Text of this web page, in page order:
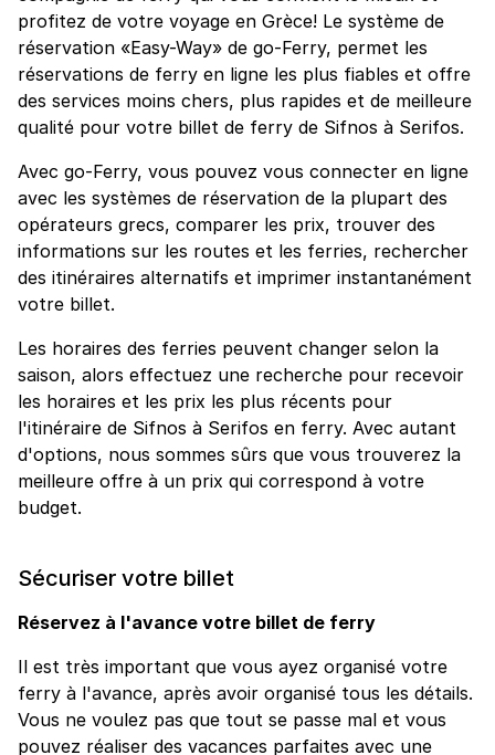
profitez de votre voyage en Grèce! Le système de
réservation «Easy-Way» de go-Ferry, permet les
réservations de ferry en ligne les plus fiables et offre
des services moins chers, plus rapides et de meilleure
qualité pour votre billet de ferry de Sifnos à Serifos.
Avec go-Ferry, vous pouvez vous connecter en ligne
avec les systèmes de réservation de la plupart des
opérateurs grecs, comparer les prix, trouver des
informations sur les routes et les ferries, rechercher
des itinéraires alternatifs et imprimer instantanément
votre billet.
Les horaires des ferries peuvent changer selon la
saison, alors effectuez une recherche pour recevoir
les horaires et les prix les plus récents pour
l'itinéraire de Sifnos à Serifos en ferry. Avec autant
d'options, nous sommes sûrs que vous trouverez la
meilleure offre à un prix qui correspond à votre
budget.
Sécuriser votre billet
Réservez à l'avance votre billet de ferry
Il est très important que vous ayez organisé votre
ferry à l'avance, après avoir organisé tous les détails.
Vous ne voulez pas que tout se passe mal et vous
pouvez réaliser des vacances parfaites avec une